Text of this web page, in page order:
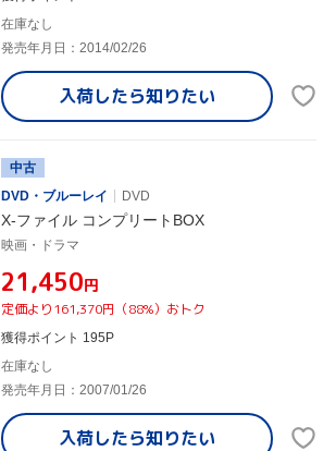
在庫なし
発売年月日：2014/02/26
入荷したら知りたい
中古
DVD・ブルーレイ
DVD
X-ファイル コンプリートBOX
映画・ドラマ
¥21,450円
定価より161,370円（88%）おトク
獲得ポイント 195P
在庫なし
発売年月日：2007/01/26
入荷したら知りたい